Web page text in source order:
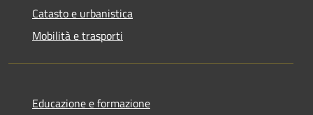
Catasto e urbanistica
Mobilità e trasporti
Educazione e formazione